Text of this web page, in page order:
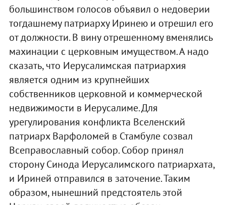
большинством голосов объявил о недоверии
тогдашнему патриарху Иринею и отрешил его
от должности. В вину отрешенному вменялись
махинации с церковным имуществом. А надо
сказать, что Иерусалимская патриархия
является одним из крупнейших
собственников церковной и коммерческой
недвижимости в Иерусалиме. Для
урегулирования конфликта Вселенский
патриарх Варфоломей в Стамбуле созвал
Всеправославный собор. Собор принял
сторону Синода Иерусалимского патриархата,
и Ириней отправился в заточение. Таким
образом, нынешний предстоятель этой